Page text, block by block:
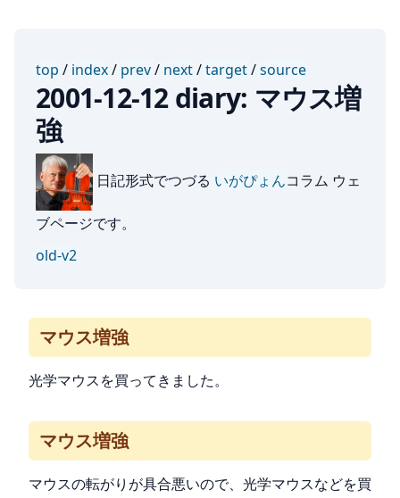
top / index/ prev/ next/target/source
2001-12-12 diary: マウス増
強
日記形式でつづる いがぴょんコラム ウェ
ブページです。
old-v2
マウス増強
光学マウスを買ってきました。
マウス増強
マウスの転がりが具合悪いので、光学マウスなどを買